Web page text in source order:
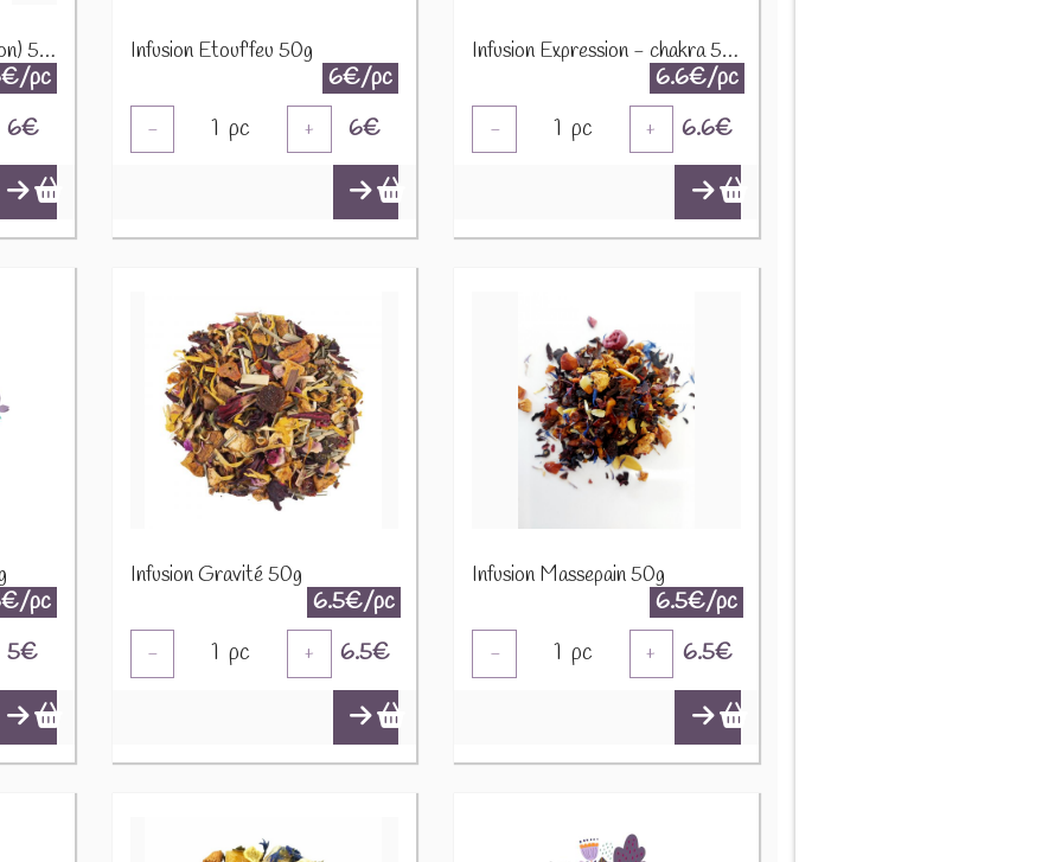
Infusion Equilibre (Digestion) 50g
pc
6€
Infusion Etouf'feu 50g
6€/pc
- 1 pc + 6€
Infusion Expression - chakra 5 - 50g
6.6€/pc
- 1 pc + 6.6€
pc
5€
Infusion Gravité 50g
6.5€/pc
- 1 pc + 6.5€
Infusion Massepain 50g
6.5€/pc
- 1 pc + 6.5€